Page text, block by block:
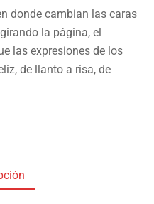
donde cambian las caras
la página, el
las expresiones de los
de llanto a risa, de